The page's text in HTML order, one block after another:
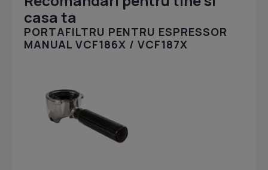
casa ta
PORTAFILTRU PENTRU ESPRESSOR
MANUAL VCF186X / VCF187X